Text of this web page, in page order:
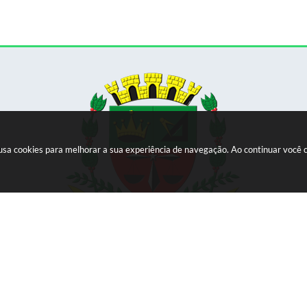
cookies para melhorar a sua experiência de navegação. Ao continuar você